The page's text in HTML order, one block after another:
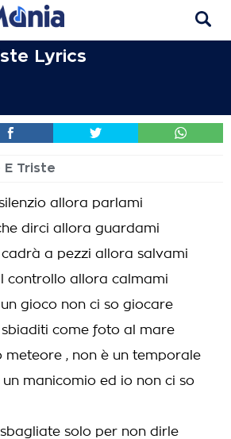
Lyrics
E Triste
allora parlami
dirci allora guardami
a pezzi allora salvami
controllo allora calmami
gioco non ci so giocare
sbiaditi come foto al mare
meteore , non è un temporale
manicomio ed io non ci so
solo per non dirle